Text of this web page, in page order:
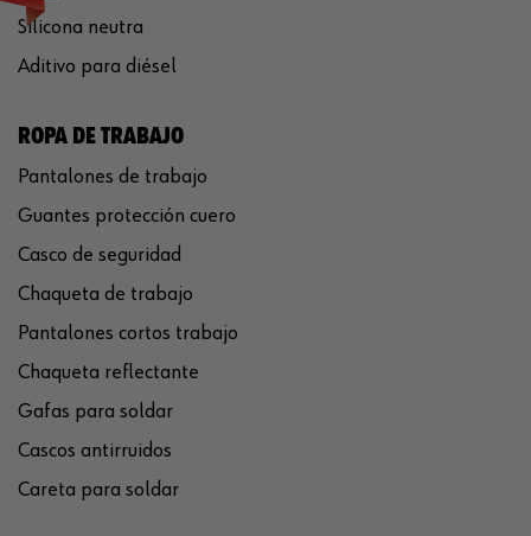
Silicona neutra
Aditivo para diésel
ROPA DE TRABAJO
Pantalones de trabajo
Guantes protección cuero
Casco de seguridad
Chaqueta de trabajo
Pantalones cortos trabajo
Chaqueta reflectante
Gafas para soldar
Cascos antirruidos
Careta para soldar